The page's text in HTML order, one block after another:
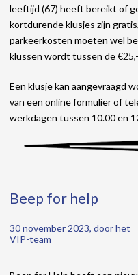
leeftijd (67) heeft bereikt of
kortdurende klusjes zijn
parkeerkosten moeten wel
klussen wordt tussen de
Een klusje kan aangevraagd
van een online formulier of
werkdagen tussen 10.00 en
Beep for help
30 november 2023, door het
VIP-team